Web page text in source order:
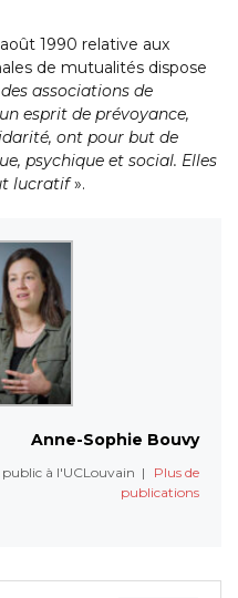
1990 relative aux
de mutualités dispose
associations de
esprit de prévoyance,
ont pour but de
psychique et social. Elles
lucratif».
Anne-Sophie Bouvy
à l'UCLouvain |
Plus de
publications